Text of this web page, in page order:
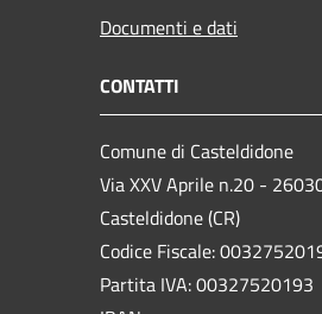
Documenti e dati
CONTATTI
Comune di Casteldidone
Via XXV Aprile n.20 -
Casteldidone (CR)
Codice Fiscale:
Partita IVA: 00327520193